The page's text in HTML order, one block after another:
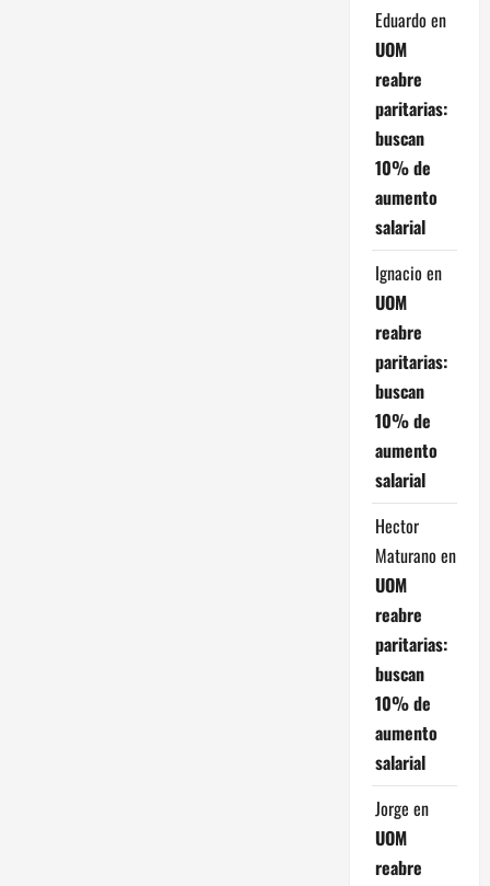
Eduardo en
UOM
reabre
paritarias:
buscan
10% de
aumento
salarial
Ignacio en
UOM
reabre
paritarias:
buscan
10% de
aumento
salarial
Hector
Maturano en
UOM
reabre
paritarias:
buscan
10% de
aumento
salarial
Jorge en
UOM
reabre